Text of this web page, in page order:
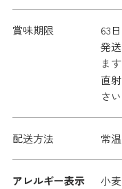
賞味期限
63日
発
ます
直
さい
配送方法 常
アレルギー表示 小